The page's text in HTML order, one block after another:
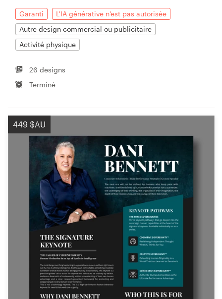
Garanti
L'IA générative n'est pas autorisée
Autre design commercial ou publicitaire
Activité physique
26 designs
Terminé
449 $AU